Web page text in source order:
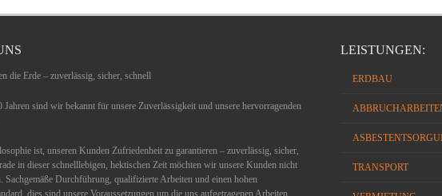
die Erde – zuverlässig, sicher, schnell
Jahren sind wir bekannt für unsere Zuverlässigkeit und unsere hervorragenden
ist, unseren Kunden Zufriedenheit zu garantieren – zuverlässig, sicher,
in dieser schnelllebigen, hektischen Zeit möchten wir unsere Kunden nicht
Sachgemäße Durchführung, qualifizierte Arbeiten und einen hohen
dies sind unsere Voraussetzungen um die uns aufgetragenen Arbeiten
LEISTUNGEN:
ERDBAU
TRANSPORT